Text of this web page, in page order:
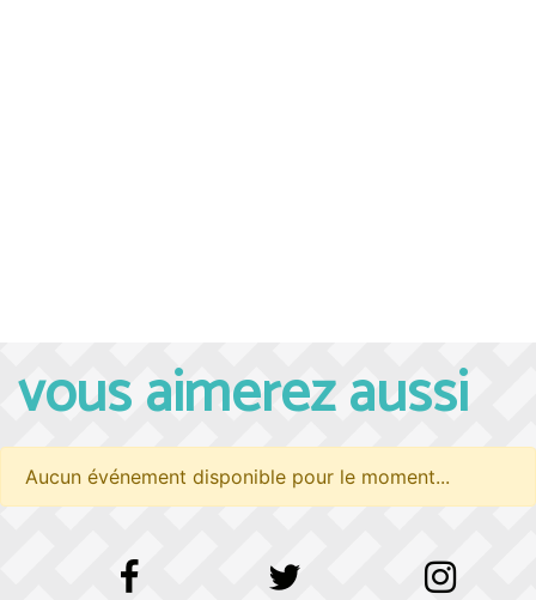
vous aimerez aussi
Aucun événement disponible pour le moment...